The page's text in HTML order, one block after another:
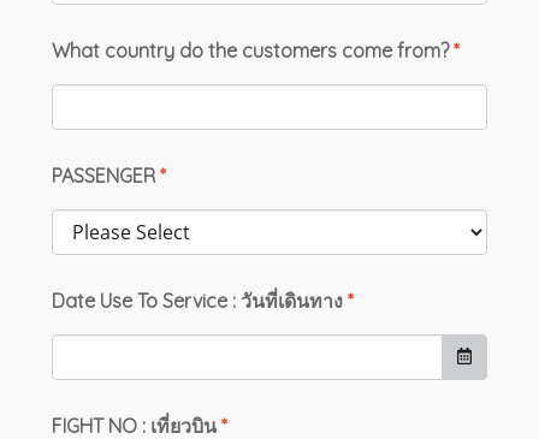
What country do the customers come from? *
PASSENGER *
Date Use To Service : วันที่เดินทาง *
FIGHT NO : เที่ยวบิน *